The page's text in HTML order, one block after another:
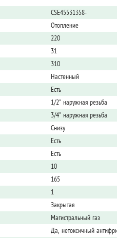
CSE45531358-
Отопление
220
31
310
Настенный
Есть
1/2" наружная резьба
3/4" наружная резьба
Снизу
Есть
Есть
10
165
1
Закрытая
Магистральный газ
Да, нетоксичный